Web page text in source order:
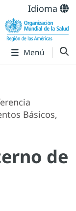
Idioma
Menú
Básicos,
de